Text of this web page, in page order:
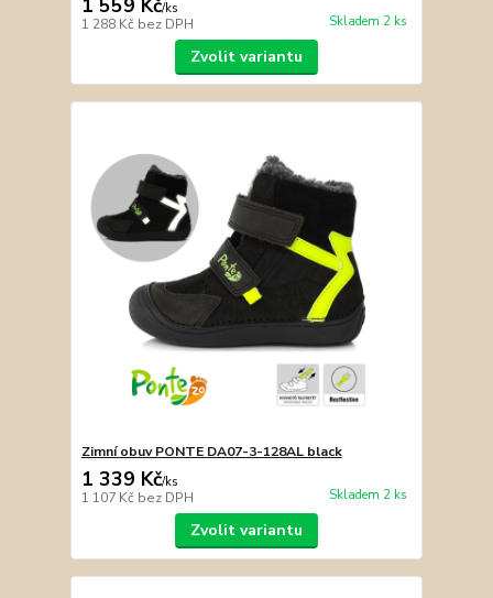
/ks
1 288 Kč bez DPH Skladem 2 ks
Zvolit variantu
Zimní obuv PONTE DA07-3-128AL black
1 339 Kč/ks
1 107 Kč bez DPH Skladem 2 ks
Zvolit variantu